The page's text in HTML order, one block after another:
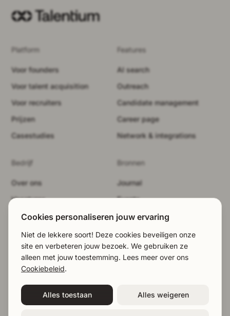
NL
Demo boeken
Platform
Voor founders
Voor talent acquisition
Voor recruiters
Prijzen
Casestudies
Features
AI search
Outreach
Candidate management
Career page
Network & integrations
Bedrijf
Over ons
Vacatures
Beveiliging
Demo boeken
LinkedIn
Bronnen
Journal
Events
Merkpakket
Juridisch
Cookies weigeren
EN
Cookies personaliseren jouw ervaring
Niet de lekkere soort! Deze cookies beveiligen onze
site en verbeteren jouw bezoek. We gebruiken ze
alleen met jouw toestemming. Lees meer over ons
Cookiebeleid.
Alles toestaan Alles weigeren